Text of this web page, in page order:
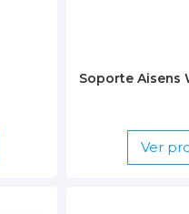
Soporte Aisens
Ver